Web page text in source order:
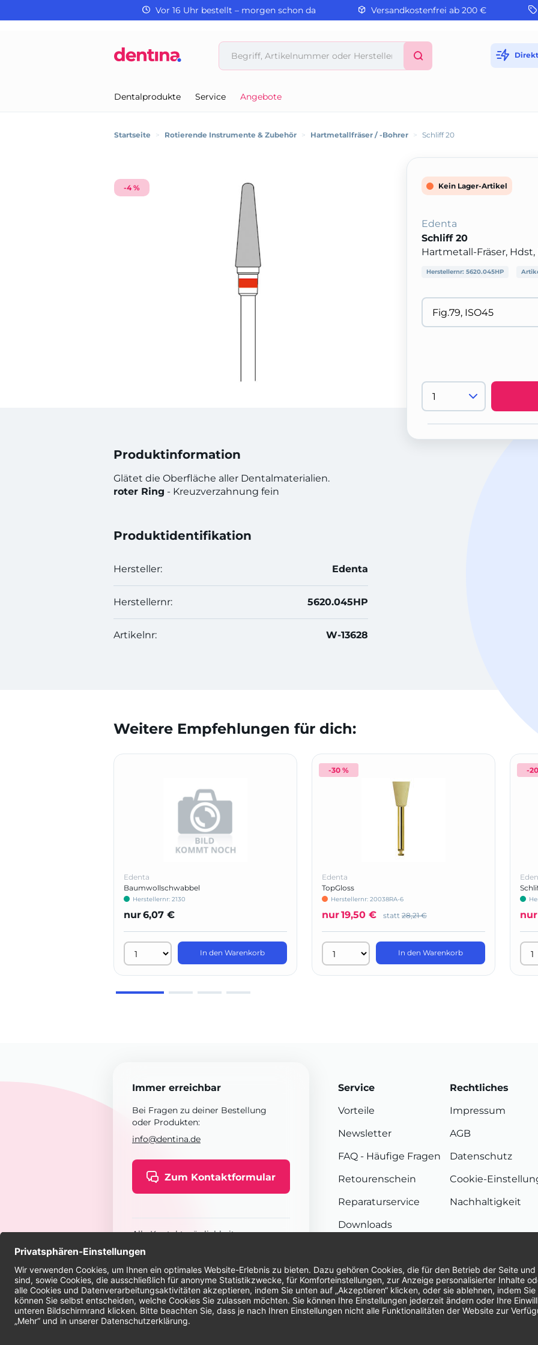
Vor 16 Uhr bestellt – morgen schon da Versandkostenfrei ab 200 €
Dentalprodukte Service Angebote
Startseite > Rotierende Instrumente & Zubehör > Hartmetallfräser / -Bohrer > Schliff 20
-4 %
Produktinformation
Glätet die Oberfläche aller Dentalmaterialien.
roter Ring - Kreuzverzahnung fein
Produktidentifikation
Hersteller: Edenta
Herstellernr: 5620.045HP
Artikelnr: W-13628
Kein Lager-Artikel
Edenta
Schliff 20
Hartmetall-Fräser, Hdst,
Herstellernr: 5620.045HP
Weitere Empfehlungen für dich:
Edenta
Baumwollschwabbel
Herstellernr: 2130
nur6,07 €
In den Warenkorb
-30 %
Edenta
TopGloss
Herstellernr: 20038RA-6
nur19,50 € statt 28,21 €
In den Warenkorb
-
nur
Immer erreichbar
Bei Fragen zu deiner Bestellung
oder Produkten:
info@dentina.de
Zum Kontaktformular
Alle Kontaktmöglichkeiten
Service
Vorteile
Newsletter
FAQ - Häufige Fragen
Retourenschein
Reparaturservice
Downloads
Rechtliches
Impressum
AGB
Datenschutz
Cookie-
Nachhaltigkeit